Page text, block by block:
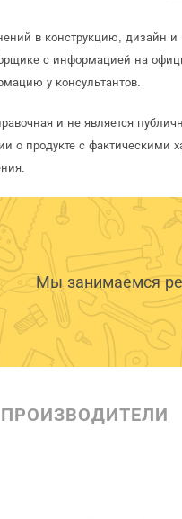
в конструкцию, дизайн
с информацией на
у консультантов.
и не является
о продукте с фактическими
Мы занимаемся
ПРОИЗВОДИТЕЛИ